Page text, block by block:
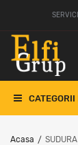
CATEGORII
Acasa / SUDURA